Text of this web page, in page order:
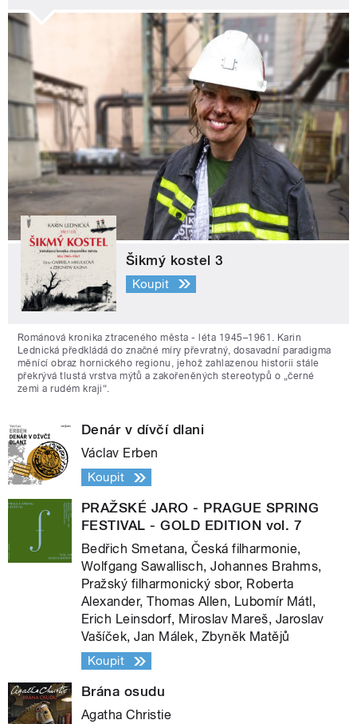
Šikmý kostel 3
Koupit
Románová kronika ztraceného města - léta 1945–1961. Karin
Lednická předkládá do značné míry převratný, dosavadní paradigma
měnící obraz hornického regionu, jehož zahlazenou historii stále
překrývá tlustá vrstva mýtů a zakořeněných stereotypů o „černé
zemi a rudém kraji“.
Denár v dívčí dlani
Václav Erben
Koupit
PRAŽSKÉ JARO - PRAGUE SPRING
FESTIVAL - GOLD EDITION vol. 7
Bedřich Smetana, Česká filharmonie,
Wolfgang Sawallisch, Johannes Brahms,
Pražský filharmonický sbor, Roberta
Alexander, Thomas Allen, Lubomír Mátl,
Erich Leinsdorf, Miroslav Mareš, Jaroslav
Vašíček, Jan Málek, Zbyněk Matějů
Koupit
Brána osudu
Agatha Christie